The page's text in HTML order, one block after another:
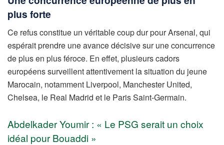
plus forte
Ce refus constitue un véritable coup dur pour Arsenal, qui
espérait prendre une avance décisive sur une concurrence
de plus en plus féroce. En effet, plusieurs cadors
européens surveillent attentivement la situation du jeune
Marocain, notamment Liverpool, Manchester United,
Chelsea, le Real Madrid et le Paris Saint-Germain.
Abdelkader Youmir : « Le PSG serait un choix
idéal pour Bouaddi »